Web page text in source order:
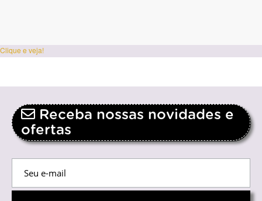
Clique e veja!
Receba nossas novidades e
ofertas